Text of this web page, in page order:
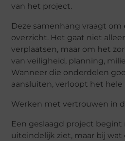
van het project.
Deze samenhang vraagt om
overzicht. Het gaat niet
verplaatsen, maar om het
van veiligheid, planning,
Wanneer die onderdelen
aansluiten, verloopt het
Werken met vertrouwen in
Een geslaagd project begint
uiteindelijk ziet, maar bij wat